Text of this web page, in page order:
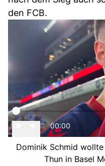
den FCB.
00:00
Dominik Schmid
Thun in Basel